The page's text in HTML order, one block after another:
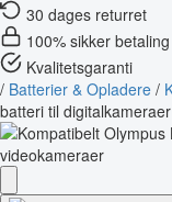
30 dages returret
100% sikker betaling
Kvalitetsgaranti
/ Batterier & Opladere /
batteri til